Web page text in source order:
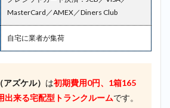
MasterCard／AMEX／Diners Club
自宅に業者が集荷
ズケル） は初期費用0円、1箱165
出来る宅配型トランクルームです。